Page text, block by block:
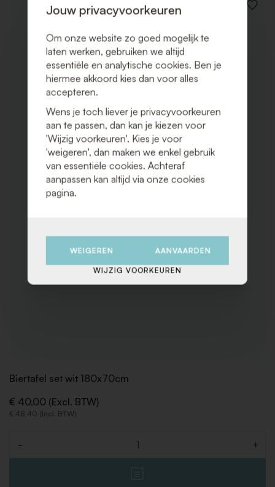
VOEG
Biertafel set wit 180x70cm
€ 40,00 (Excl. BTW)
€ 48,40 (Incl. BTW)
- +
Jouw privacyvoorkeuren
Om onze website zo goed mogelijk te
laten werken, gebruiken we altijd
essentiële en analytische cookies. Ben je
hiermee akkoord kies dan voor alles
accepteren.
Wens je toch liever je privacyvoorkeuren
aan te passen, dan kan je kiezen voor
'Wijzig voorkeuren'. Kies je voor
'weigeren', dan maken we enkel gebruik
van essentiële cookies. Achteraf
aanpassen kan altijd via onze cookies
pagina.
WEIGEREN AANVAARDEN
WIJZIG VOORKEUREN